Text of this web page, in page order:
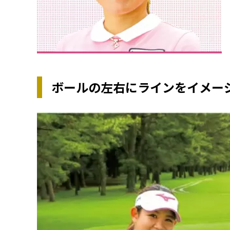
ボールの左右にラインをイメー